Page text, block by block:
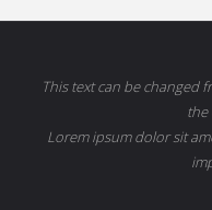
This text can be changed
the
Lorem ipsumdolor sit